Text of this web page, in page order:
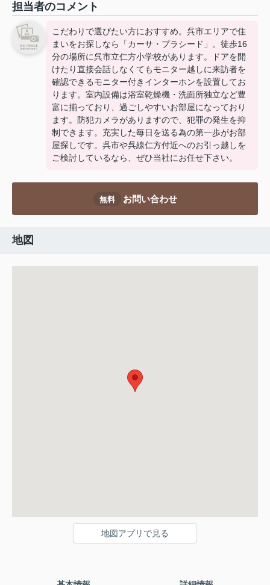
担当者のコメント
こだわりで選びたい方におすすめ。呉市エリアで住
まいをお探しなら「カーサ・プラシード」。徒歩16
分の場所に呉市立仁方小学校があります。ドアを開
けたり直接会話しなくてもモニター越しに来訪者を
確認できるモニター付きインターホンを設置してお
ります。室内設備は浴室乾燥機・洗面所独立など豊
富に揃っており、過ごしやすいお部屋になっており
ます。防犯カメラがありますので、犯罪の発生を抑
制できます。充実した毎日を送る為の第一歩がお部
屋探しです。呉市や呉線仁方付近へのお引っ越しを
ご検討しているなら、ぜひ当社にお任せ下さい。
無料 お問い合わせ
地図
地図アプリで見る